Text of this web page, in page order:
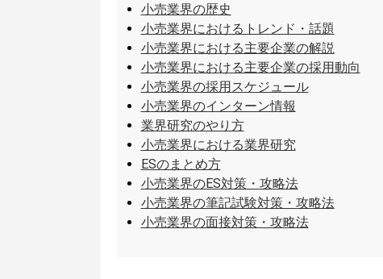
小売業界の歴史
小売業界におけるトレンド・話題
小売業界における主要企業の解説
小売業界における主要企業の採用動向
小売業界の採用スケジュール
小売業界のインターン情報
業界研究のやり方
小売業界における業界研究
ESのまとめ方
小売業界のES対策・攻略法
小売業界の筆記試験対策・攻略法
小売業界の面接対策・攻略法